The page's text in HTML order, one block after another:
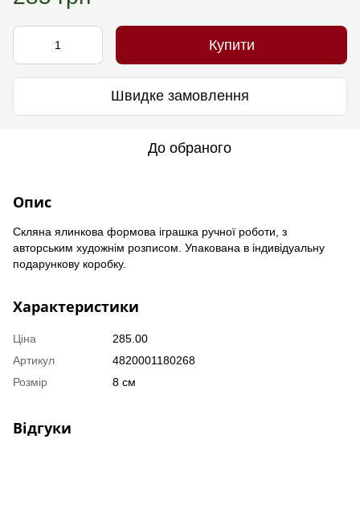
Купити
Швидке замовлення
До обраного
Опис
Скляна ялинкова формова іграшка ручної роботи, з
авторським художнім розписом. Упакована в індивідуальну
подарункову коробку.
Характеристики
Ціна
285.00
Артикул
4820001180268
Розмір
8 см
Відгуки